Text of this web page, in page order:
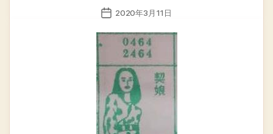
发
日
2020年3月11日